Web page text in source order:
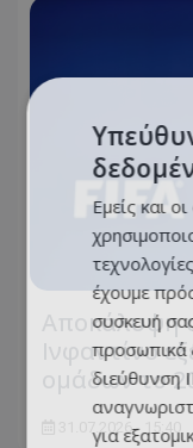
Αποκάλυψη
Ινφαντίνο
ομάδων το
31.07.2026 - 15:40
Εμείς και
έχουμε
συσκευή
προσωπικά
διεύθυνση
για